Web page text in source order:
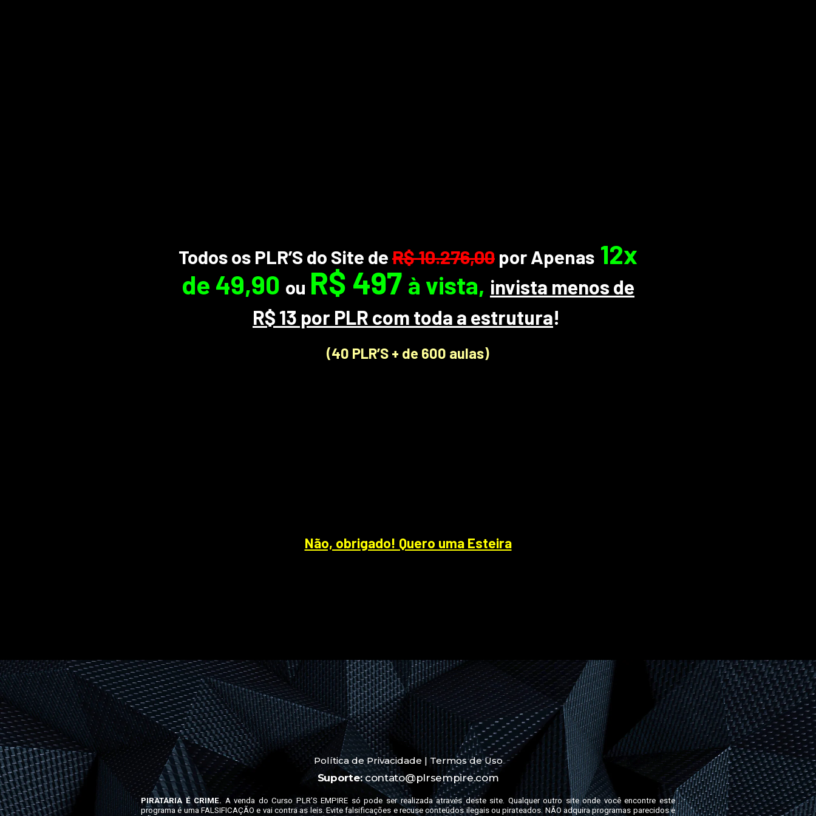
Todos os PLR’S do Site deR$ 10.276,00 por Apenas 12x
de 49,90 ou R$ 497 à vista, invista menos de
R$ 13 por PLR com toda a estrutura!
(40 PLR’S + de 600 aulas)
Não, obrigado! Quero uma Esteira
Política de Privacidade | Termos de Uso
Suporte: contato@plrsempire.com
PIRATARIA É CRIME. A venda do Curso PLR’S EMPIRE só pode ser realizada através deste site. Qualquer outro site onde você encontre este
programa é uma FALSIFICAÇÃO e vai contra as leis. Evite falsificações e recuse conteúdos ilegais ou pirateados. NÃO adquira programas parecidos e